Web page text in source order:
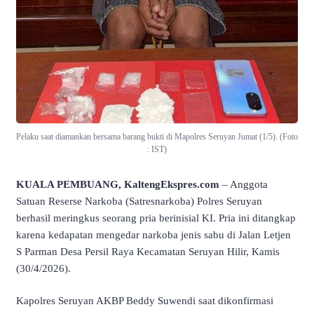
Pelaku saat diamankan bersama barang bukti di Mapolres Seruyan Jumat (1/5). (Foto
: IST)
KUALA PEMBUANG, KaltengEkspres.com – Anggota
Satuan Reserse Narkoba (Satresnarkoba) Polres Seruyan
berhasil meringkus seorang pria berinisial KI. Pria ini ditangkap
karena kedapatan mengedar narkoba jenis sabu di Jalan Letjen
S Parman Desa Persil Raya Kecamatan Seruyan Hilir, Kamis
(30/4/2026).
Kapolres Seruyan AKBP Beddy Suwendi saat dikonfirmasi